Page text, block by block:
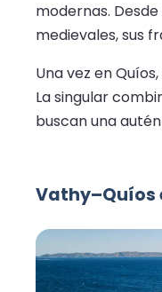
modernas.
medievales, sus
Una vez en
La singular
buscan una
Vathy–Quíos